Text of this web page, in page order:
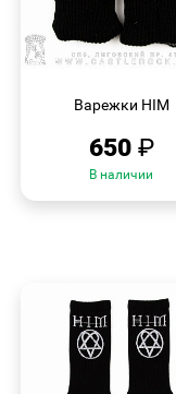
Варежки HIM
650 ₽
В наличии